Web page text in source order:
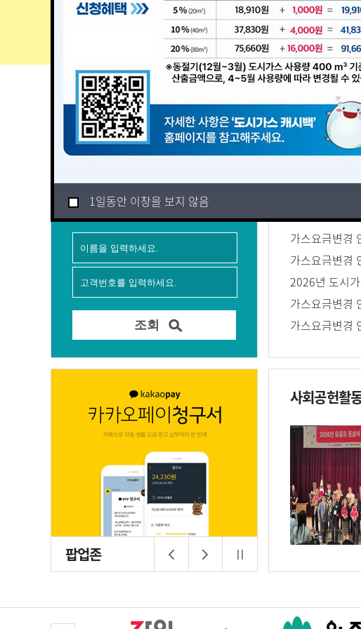
요금조회/납부 전출입신청 경감
요금조회
가스요금변경
가스요금변경
2026년 도시
가스요금변경
가스요금변경
팝업존 이전 다음
사회공헌활
1일동안 이창을 보지 않음
1일동안 이창을 보지 않음
1일동안 이창을 보지 않음